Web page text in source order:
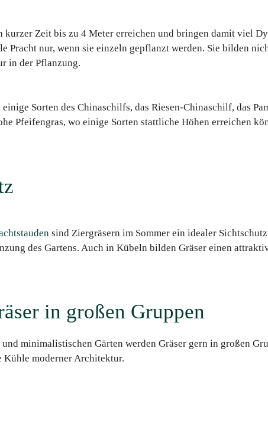
kurzer Zeit bis zu 4 Meter erreichen und bringen damit viel
Pracht nur, wenn sie einzeln gepflanzt werden. Sie bilden
in der Pflanzung.
Sorten des Chinaschilfs, das Riesen-Chinaschilf, das
Pfeifengras, wo einige Sorten stattliche Höhen erreichen
sind Ziergräsern im Sommer ein idealer
des Gartens. Auch in Kübeln bilden Gräser einen
in großen Gruppen
minimalistischen Gärten werden Gräser gern in großen
Kühle moderner Architektur.